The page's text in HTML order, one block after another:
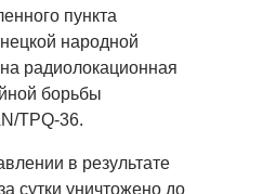
пункта
народной
радиолокационная
борьбы
TPQ-36.
в результате
сутки уничтожено до